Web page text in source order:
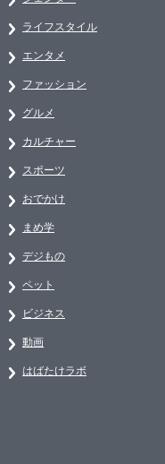
ライフスタイル
エンタメ
ファッション
グルメ
カルチャー
スポーツ
おでかけ
まめ学
デジもの
ペット
ビジネス
動画
はばたけラボ